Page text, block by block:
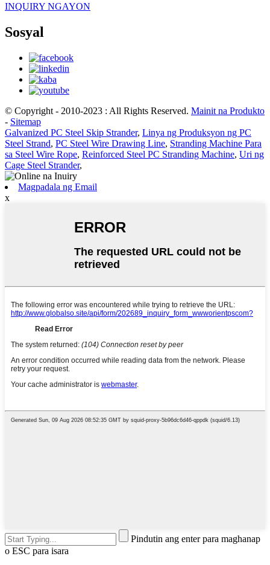
INQUIRY NGAYON
Sosyal
© Copyright - 2010-2023 : All Rights Reserved. Mainit na Produkto
- Sitemap
Galvanized PC Steel Skip Strander, Linya ng Produksyon ng PC
Steel Strand, PC Steel Wire Drawing Line, Stranding Machine Para
sa Steel Wire Rope, Reinforced Steel PC Stranding Machine, Uri ng
Cage Steel Strander,
Magpadala ng Email
x
Pindutin ang enter para maghanap
o ESC para isara